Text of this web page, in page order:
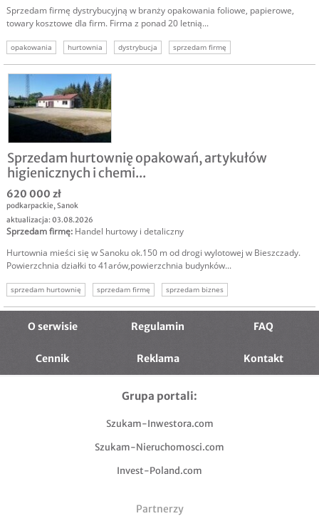
Sprzedam firmę dystrybucyjną w branży opakowania foliowe, papierowe,
towary kosztowe dla firm. Firma z ponad 20 letnią...
opakowania hurtownia dystrybucja
sprzedam firmę
sprzedam hurtownię
firma z tradycją zyskowna firma
Sprzedam hurtownię opakowań, artykułów
higienicznych i chemi...
620 000 zł
podkarpackie,Sanok
aktualizacja: 03.08.2026
Sprzedam firmę: Handel hurtowy i detaliczny
Hurtownia mieści się w Sanoku ok.150 m od drogi wylotowej w Bieszczady.
Powierzchnia działki to 41arów,powierzchnia budynków...
sprzedam hurtownię sprzedam firmę
sprzedam biznes
hurtownia opakowań
oferta sprzedaży firmy oferta przejęcia firmy
O serwisie Regulamin FAQ
Cennik Reklama Kontakt
Grupa portali:
Szukam-Inwestora.com
Szukam-Nieruchomosci.com
Invest-Poland.com
Partnerzy